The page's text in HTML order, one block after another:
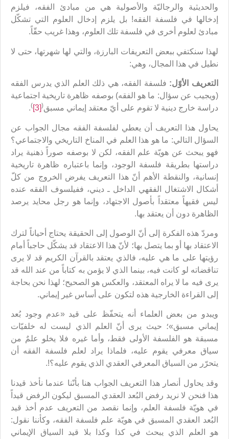
والحديثية والرجاليّة والأصولية هي من مبادئ الفقه، فيلزم
إدخالها في فلسفة الفقه! بل يلزم إدخال العلوم التي تشكّل
مبادئ لعلوم أخرى في فلسفة تلك العلوم، وهذا غريب حقّاً.
لهذا سنكتفي ببعض التعريفات البارزة، والتي لها شهرتها، حتى لا
نطيل في هذا المجال، وهي:
التعريف الأوّل: فلسفة الفقه، هي ذلك العلم الذي يدرس الفقه
(ويجيب عن سؤال: ما هو الفقه) بوصفه ظاهرة تاريخية اجتماعية
دراسة خارج دينية لا تقوم على أيّ معتقد إيماني مسبق(
[3]
)
.
يحاول هذا التعريف أن يعطي لفلسفة الفقه مجال الجواب عن
السؤال التالي: ما هو هذا العلم في المناخ التاريخي والاجتماعي؟
فهو يبحث عن هويّة علم الفقه، لكن لا بوصفه صوراً ذهنية يراد
دراستها بطريقة فلسفة الوجود، وإنما باعتباره ظاهرة تاريخية
إنسانية، والنقطة الأهم أنّ هذا التعريف يفرض الخروج من كلّ
أشكال الاشتغال الفقهي الداخل ـ ديني، ففيلسوف الفقه عنده
ليس فقيهاً معتقداً بأصول الاجتهاد، وإنما هو رجل محايد يرصد
الظاهرة دون أن يعتقد بها.
ومردّ هذه الفكرة إلى أنّ الوصول إلى الحقيقة يحتاج أحياناً لترك
الاعتقاد بها أو بما يتصل بها؛ لأنّ هذا الاعتقاد قد يشكّل حاجباً أمام
رؤيتها على ما هي عليه، فالذي يعتقد بالقرآن الكريم قد لا يرى
تناقضاته لو كانت فيه، بينما الذي لا يؤمن به كتاباً من عند الله قد
يرى فيه ما لا يراه المعتقد، والعكس هو الصحيح؛ لهذا نحن بحاجة
إلى القراءة الخارجية هذه لتكون على أساس غير إيماني.
ويبدو من بعض العلماء أنه يتحفّظ على قيد «عدم وجود بُعد
إيماني مسبق»؛ حيث يرى أنّ العلم الذي ليست له خلفيّات
مسبقة هو الفلسفة الأولى فقط، وأما غيره فلا يخلو علمٌ من
سياق معرفي يقوم عليه، فلماذا يراد لعلم فلسفة الفقه أن
يتحرّر من السياق المعرفي العقدي الذي يقوم عليه؟!.
وقد يحاول أنصار هذا التعريف الجواب هنا بأنّنا عندما نأخذ قيدنا
هذا فنحن لا نريد رفض البُعد العقدي المسبق ليكون الرفض قيداً
في هويّة فلسفة العلم، وإنما نقصد من التعريف عدم أخذ قيد
البُعد العقدي المسبق في هويّة علم فلسفة الفقه، وكأننا نقول:
هو العلم الذي يبحث في كذا وكذا بلا قيد السياق الإيماني